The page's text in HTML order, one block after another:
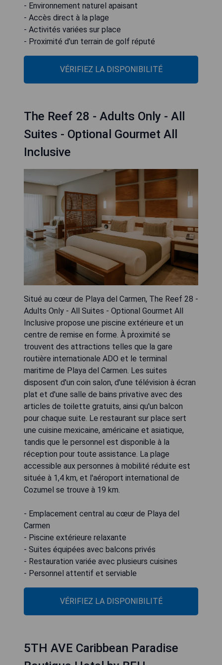
- Environnement naturel apaisant
- Accès direct à la plage
- Activités variées sur place
- Proximité d'un terrain de golf réputé
VÉRIFIEZ LA DISPONIBILITÉ
The Reef 28 - Adults Only - All
Suites - Optional Gourmet All
Inclusive
Situé au cœur de Playa del Carmen, The Reef 28 -
Adults Only - All Suites - Optional Gourmet All
Inclusive propose une piscine extérieure et un
centre de remise en forme. À proximité se
trouvent des attractions telles que la gare
routière internationale ADO et le terminal
maritime de Playa del Carmen. Les suites
disposent d'un coin salon, d'une télévision à écran
plat et d'une salle de bains privative avec des
articles de toilette gratuits, ainsi qu'un balcon
pour chaque suite. Le restaurant sur place sert
une cuisine mexicaine, américaine et asiatique,
tandis que le personnel est disponible à la
réception pour toute assistance. La plage
accessible aux personnes à mobilité réduite est
située à 1,4 km, et l'aéroport international de
Cozumel se trouve à 19 km.
- Emplacement central au cœur de Playa del
Carmen
- Piscine extérieure relaxante
- Suites équipées avec balcons privés
- Restauration variée avec plusieurs cuisines
- Personnel attentif et serviable
VÉRIFIEZ LA DISPONIBILITÉ
5TH AVE Caribbean Paradise